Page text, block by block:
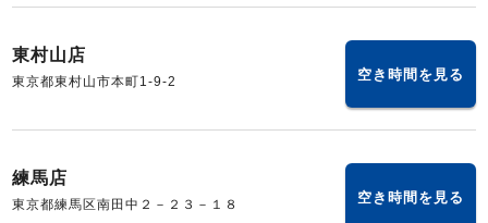
東村山店
東京都東村山市本町1-9-2 空き時間を見る
練馬店
東京都練馬区南田中２－２３－１８ 空き時間を見る